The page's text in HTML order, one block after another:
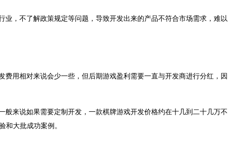
，不了解政策规定等问题，导致开发出来的产品不符合市场需求，难以
用相对来说会少一些，但后期游戏盈利需要一直与开发商进行分红，因
来说如果需要定制开发，一款棋牌游戏开发价格约在十几到二十几万不
和大批成功案例。